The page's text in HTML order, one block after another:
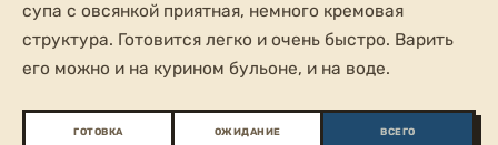
супа с овсянкой приятная, немного кремовая
структура. Готовится легко и очень быстро. Варить
его можно и на курином бульоне, и на воде.
ГОТОВКА ОЖИДАНИЕ ВСЕГО